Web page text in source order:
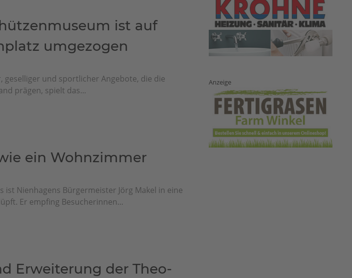
ist auf
umgezogen
geselliger und sportlicher Angebote, die die
prägen, spielt das...
ein Wohnzimmer
ist Nienhagens Bürgermeister Jörg Makel in eine
Er empfing Besucherinnen...
Erweiterung der Theo-
Anzeige